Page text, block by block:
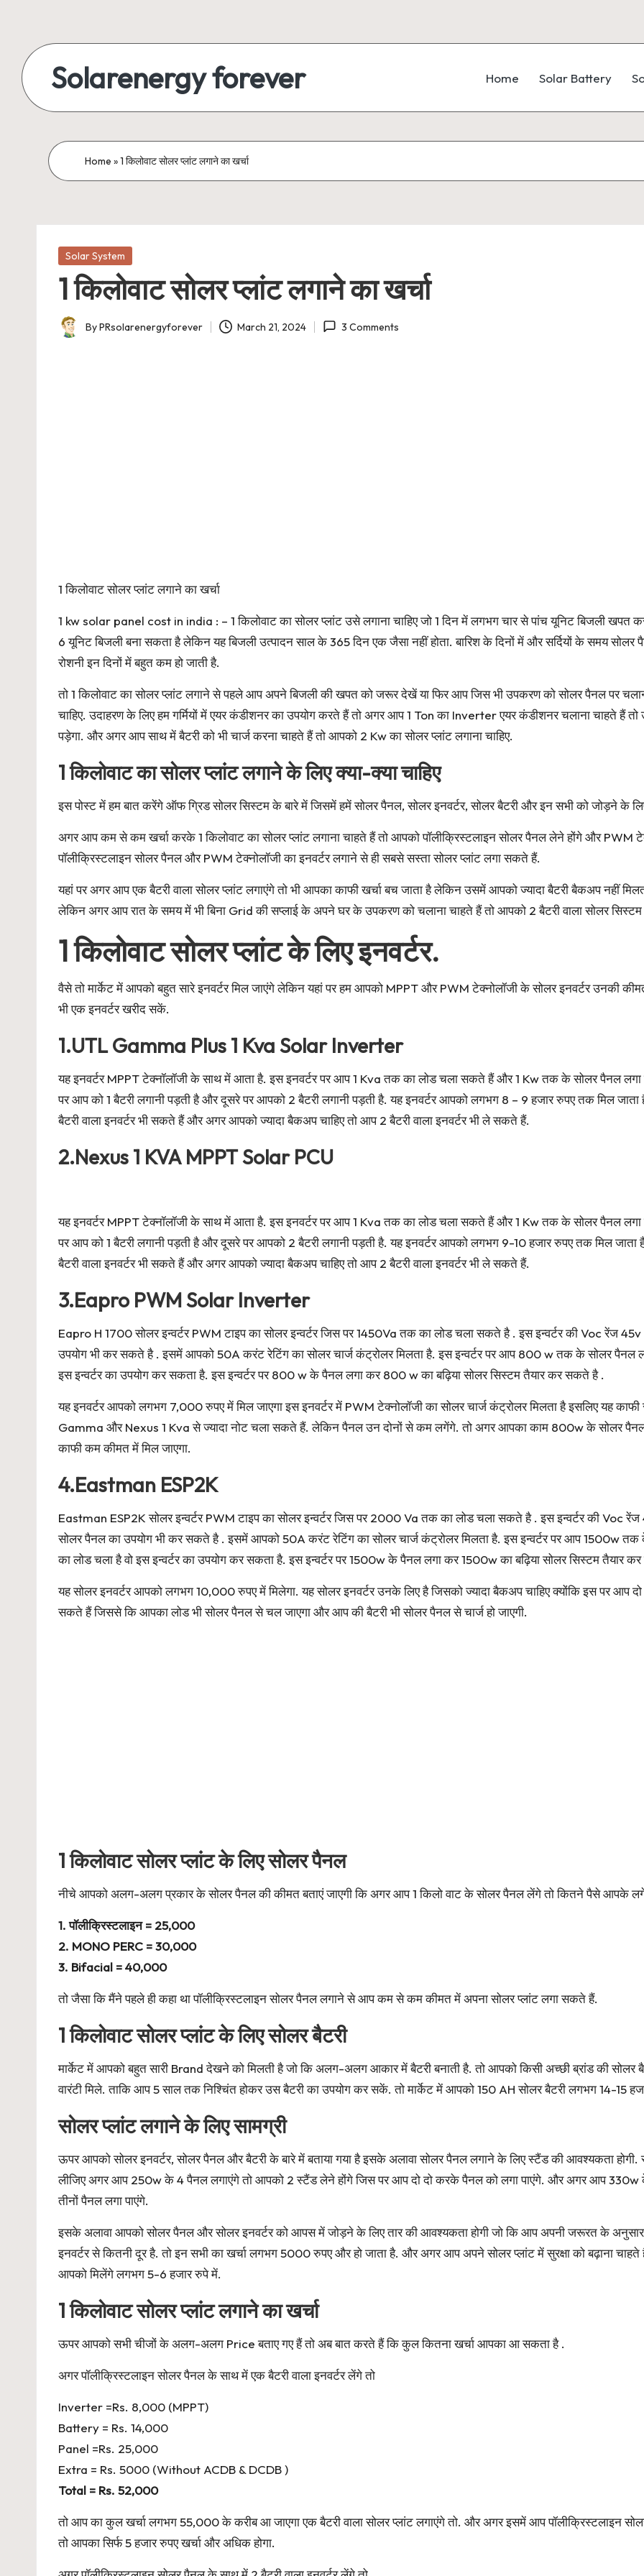
content
Solarenergy forever
बिजली
Home Solar Battery
Home »1 किलोवाट सोलर प्लांट लगाने का खर्चा
Posted
Solar System
1 किलोवाट सोलर प्लांट लगाने का खर्चा
Posted
ByPRsolarenergyforever March 21, 2024 3 Comments
1 किलोवाट सोलर प्लांट लगाने का खर्चा
1 kw solar panel cost in india : – 1 किलोवाट का सोलर प्लांट उसे लगाना चाहिए जो 1 दिन में लगभग चार से पांच यूनिट बिजली खपत
6 यूनिट बिजली बना सकता है लेकिन यह बिजली उत्पादन साल के 365 दिन एक जैसा नहीं होता. बारिश के दिनों में और सर्दियों के समय
रोशनी इन दिनों में बहुत कम हो जाती है.
तो 1 किलोवाट का सोलर प्लांट लगाने से पहले आप अपने बिजली की खपत को जरूर देखें या फिर आप जिस भी उपकरण को सोलर पैनल पर
चाहिए. उदाहरण के लिए हम गर्मियों में एयर कंडीशनर का उपयोग करते हैं तो अगर आप 1 Ton का Inverter एयर कंडीशनर चलाना चाहते हैं
पड़ेगा. और अगर आप साथ में बैटरी को भी चार्ज करना चाहते हैं तो आपको 2 Kw का सोलर प्लांट लगाना चाहिए.
1 किलोवाट का सोलर प्लांट लगाने के लिए क्या-क्या चाहिए
इस पोस्ट में हम बात करेंगे ऑफ ग्रिड सोलर सिस्टम के बारे में जिसमें हमें सोलर पैनल, सोलर इनवर्टर, सोलर बैटरी और इन सभी को जोड़ने के
अगर आप कम से कम खर्चा करके 1 किलोवाट का सोलर प्लांट लगाना चाहते हैं तो आपको पॉलीक्रिस्टलाइन सोलर पैनल लेने होंगे और PWM
पॉलीक्रिस्टलाइन सोलर पैनल और PWM टेक्नोलॉजी का इनवर्टर लगाने से ही सबसे सस्ता सोलर प्लांट लगा सकते हैं.
यहां पर अगर आप एक बैटरी वाला सोलर प्लांट लगाएंगे तो भी आपका काफी खर्चा बच जाता है लेकिन उसमें आपको ज्यादा बैटरी बैकअप नहीं
लेकिन अगर आप रात के समय में भी बिना Grid की सप्लाई के अपने घर के उपकरण को चलाना चाहते हैं तो आपको 2 बैटरी वाला सोलर सिस्टम
1 किलोवाट सोलर प्लांट के लिए इनवर्टर.
वैसे तो मार्केट में आपको बहुत सारे इनवर्टर मिल जाएंगे लेकिन यहां पर हम आपको MPPT और PWM टेक्नोलॉजी के सोलर इनवर्टर उनकी
भी एक इनवर्टर खरीद सकें.
1.UTL Gamma Plus 1 Kva Solar Inverter
यह इनवर्टर MPPT टेक्नॉलॉजी के साथ में आता है. इस इनवर्टर पर आप 1 Kva तक का लोड चला सकते हैं और 1 Kw तक के सोलर पैनल लगा
पर आप को 1 बैटरी लगानी पड़ती है और दूसरे पर आपको 2 बैटरी लगानी पड़ती है. यह इनवर्टर आपको लगभग 8 – 9 हजार रुपए तक मिल
बैटरी वाला इनवर्टर भी सकते हैं और अगर आपको ज्यादा बैकअप चाहिए तो आप 2 बैटरी वाला इनवर्टर भी ले सकते हैं.
2.Nexus 1 KVA MPPT Solar PCU
यह इनवर्टर MPPT टेक्नॉलॉजी के साथ में आता है. इस इनवर्टर पर आप 1 Kva तक का लोड चला सकते हैं और 1 Kw तक के सोलर पैनल लगा
पर आप को 1 बैटरी लगानी पड़ती है और दूसरे पर आपको 2 बैटरी लगानी पड़ती है. यह इनवर्टर आपको लगभग 9-10 हजार रुपए तक मिल
बैटरी वाला इनवर्टर भी सकते हैं और अगर आपको ज्यादा बैकअप चाहिए तो आप 2 बैटरी वाला इनवर्टर भी ले सकते हैं.
3.Eapro PWM Solar Inverter
Eapro H 1700 सोलर इन्वर्टर PWM टाइप का सोलर इन्वर्टर जिस पर 1450Va तक का लोड चला सकते है . इस इन्वर्टर की Voc रेंज
उपयोग भी कर सकते है . इसमें आपको 50A करंट रेटिंग का सोलर चार्ज कंट्रोलर मिलता है. इस इन्वर्टर पर आप 800 w तक के सोलर पैनल
इस इन्वर्टर का उपयोग कर सकता है. इस इन्वर्टर पर 800 w के पैनल लगा कर 800 w का बढ़िया सोलर सिस्टम तैयार कर सकते है .
यह इनवर्टर आपको लगभग 7,000 रुपए में मिल जाएगा इस इनवर्टर में PWM टेक्नोलॉजी का सोलर चार्ज कंट्रोलर मिलता है इसलिए यह
Gamma और Nexus 1 Kva से ज्यादा नोट चला सकते हैं. लेकिन पैनल उन दोनों से कम लगेंगे. तो अगर आपका काम 800w के सोलर
काफी कम कीमत में मिल जाएगा.
4.Eastman ESP2K
Eastman ESP2K सोलर इन्वर्टर PWM टाइप का सोलर इन्वर्टर जिस पर 2000 Va तक का लोड चला सकते है . इस इन्वर्टर की Voc
सोलर पैनल का उपयोग भी कर सकते है . इसमें आपको 50A करंट रेटिंग का सोलर चार्ज कंट्रोलर मिलता है. इस इन्वर्टर पर आप 1500w
का लोड चला है वो इस इन्वर्टर का उपयोग कर सकता है. इस इन्वर्टर पर 1500w के पैनल लगा कर 1500w का बढ़िया सोलर सिस्टम तैयार
यह सोलर इनवर्टर आपको लगभग 10,000 रुपए में मिलेगा. यह सोलर इनवर्टर उनके लिए है जिसको ज्यादा बैकअप चाहिए क्योंकि इस पर
सकते हैं जिससे कि आपका लोड भी सोलर पैनल से चल जाएगा और आप की बैटरी भी सोलर पैनल से चार्ज हो जाएगी.
1 किलोवाट सोलर प्लांट के लिए सोलर पैनल
नीचे आपको अलग-अलग प्रकार के सोलर पैनल की कीमत बताएं जाएगी कि अगर आप 1 किलो वाट के सोलर पैनल लेंगे तो कितने पैसे आपके
1. पॉलीक्रिस्टलाइन = 25,000
2. MONO PERC = 30,000
3. Bifacial = 40,000
तो जैसा कि मैंने पहले ही कहा था पॉलीक्रिस्टलाइन सोलर पैनल लगाने से आप कम से कम कीमत में अपना सोलर प्लांट लगा सकते हैं.
1 किलोवाट सोलर प्लांट के लिए सोलर बैटरी
मार्केट में आपको बहुत सारी Brand देखने को मिलती है जो कि अलग-अलग आकार में बैटरी बनाती है. तो आपको किसी अच्छी ब्रांड की
वारंटी मिले. ताकि आप 5 साल तक निश्चिंत होकर उस बैटरी का उपयोग कर सकें. तो मार्केट में आपको 150 AH सोलर बैटरी लगभग 14-15
सोलर प्लांट लगाने के लिए सामग्री
ऊपर आपको सोलर इनवर्टर, सोलर पैनल और बैटरी के बारे में बताया गया है इसके अलावा सोलर पैनल लगाने के लिए स्टैंड की आवश्यकता
लीजिए अगर आप 250w के 4 पैनल लगाएंगे तो आपको 2 स्टैंड लेने होंगे जिस पर आप दो दो करके पैनल को लगा पाएंगे. और अगर आप 330w
तीनों पैनल लगा पाएंगे.
इसके अलावा आपको सोलर पैनल और सोलर इनवर्टर को आपस में जोड़ने के लिए तार की आवश्यकता होगी जो कि आप अपनी जरूरत के अनुसार
इनवर्टर से कितनी दूर है. तो इन सभी का खर्चा लगभग 5000 रुपए और हो जाता है. और अगर आप अपने सोलर प्लांट में सुरक्षा को बढ़ाना
आपको मिलेंगे लगभग 5-6 हजार रुपे में.
1 किलोवाट सोलर प्लांट लगाने का खर्चा
ऊपर आपको सभी चीजों के अलग-अलग Price बताए गए हैं तो अब बात करते हैं कि कुल कितना खर्चा आपका आ सकता है .
अगर पॉलीक्रिस्टलाइन सोलर पैनल के साथ में एक बैटरी वाला इनवर्टर लेंगे तो
Inverter =Rs. 8,000 (MPPT)
Battery = Rs. 14,000
Panel =Rs. 25,000
Extra = Rs. 5000 (Without ACDB & DCDB )
Total = Rs. 52,000
तो आप का कुल खर्चा लगभग 55,000 के करीब आ जाएगा एक बैटरी वाला सोलर प्लांट लगाएंगे तो. और अगर इसमें आप पॉलीक्रिस्टलाइन
तो आपका सिर्फ 5 हजार रुपए खर्चा और अधिक होगा.